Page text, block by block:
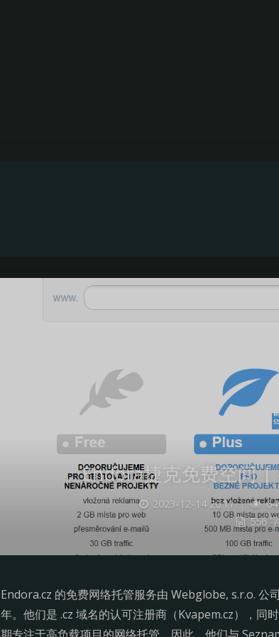
Endora捷克免费空间 |
2023-12-14 20:11 |
556
Endora.cz 的免费网络托管服务由 Webglobe, s.r.o. 公
年。他们是 .cz 域名的认可注册商（Kvapem.cz），同